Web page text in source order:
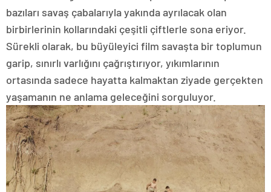
bazıları savaş çabalarıyla yakında ayrılacak olan
birbirlerinin kollarındaki çeşitli çiftlerle sona eriyor.
Sürekli olarak, bu büyüleyici film savaşta bir toplumun
garip, sınırlı varlığını çağrıştırıyor, yıkımlarının
ortasında sadece hayatta kalmaktan ziyade gerçekten
yaşamanın ne anlama geleceğini sorguluyor.